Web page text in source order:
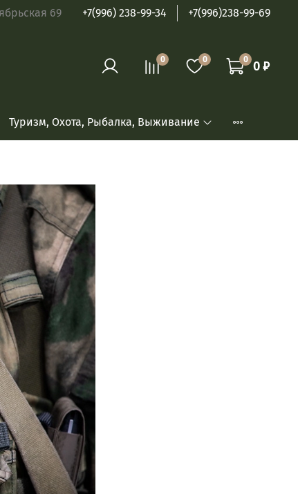
69 +7(996) 238-99-34 +7(996)238-99-69
0 0 0 0 ₽
Туризм, Охота, Рыбалка, Выживание